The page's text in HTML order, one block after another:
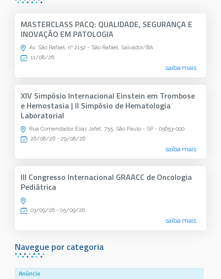
Navegue por categoria
Anúncio
MASTERCLASS PACQ: QUALIDADE, SEGURANÇA E
INOVAÇÃO EM PATOLOGIA
Av. São Rafael, nº 2152 - São Rafael, Salvador/BA
11/08/26
saiba mais
XIV Simpósio Internacional Einstein em Trombose
e Hemostasia | II Simpósio de Hematologia
Laboratorial
Rua Comendador Elias Jafet, 755, São Paulo - SP - 05653-000
26/08/26 - 29/08/26
saiba mais
III Congresso Internacional GRAACC de Oncologia
Pediátrica
03/09/26 - 05/09/26
saiba mais